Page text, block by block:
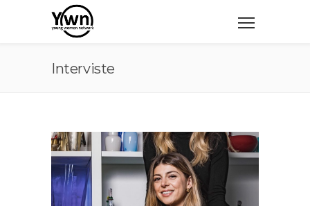
Interviste